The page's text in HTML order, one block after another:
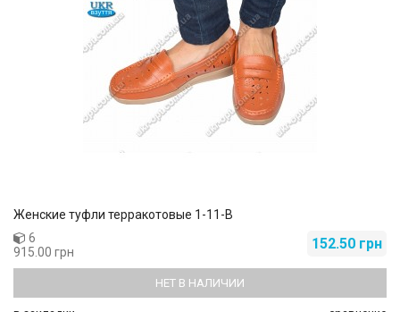
Женские туфли терракотовые 1-11-B
152.50 грн
6
915.00 грн
НЕТ В НАЛИЧИИ